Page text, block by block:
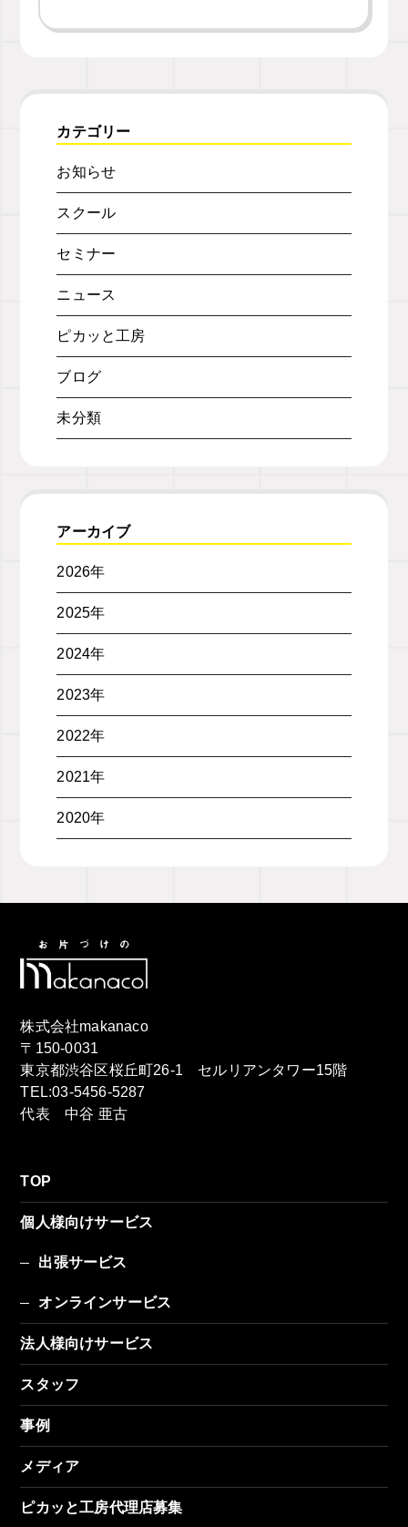
カテゴリー
お知らせ
スクール
セミナー
ニュース
ピカッと工房
ブログ
未分類
アーカイブ
2026年
2025年
2024年
2023年
2022年
2021年
2020年
株式会社makanaco
〒150-0031
東京都渋谷区桜丘町26-1 セルリアンタワー15階
TEL:03-5456-5287
代表 中谷 亜古
TOP
個人様向けサービス
出張サービス
オンラインサービス
法人様向けサービス
スタッフ
事例
メディア
ピカッと工房代理店募集